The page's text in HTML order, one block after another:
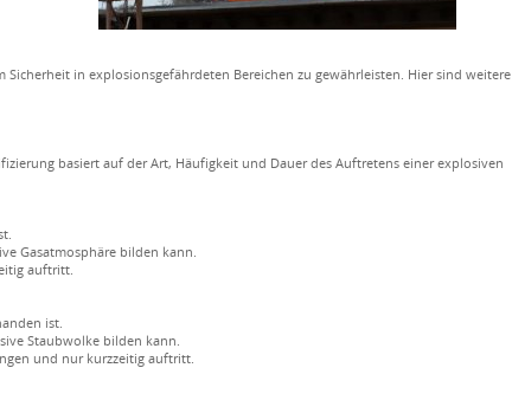
in explosionsgefährdeten Bereichen zu gewährleisten. Hier sind weitere
basiert auf der Art, Häufigkeit und Dauer des Auftretens einer explosiven
Gasatmosphäre bilden kann.
auftritt.
ist.
Staubwolke bilden kann.
und nur kurzzeitig auftritt.